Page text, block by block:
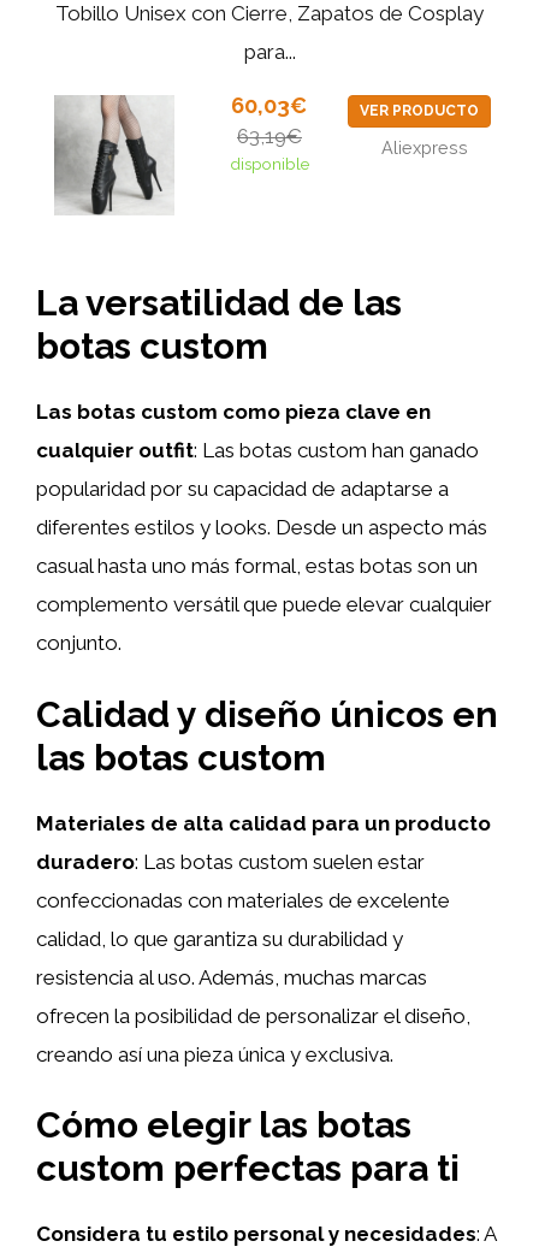
Tobillo Unisex con Cierre, Zapatos de Cosplay
para...
60,03€
63,19€
disponible
VER PRODUCTO
Aliexpress
La versatilidad de las
botas custom
Las botas custom como pieza clave en
cualquier outfit: Las botas custom han ganado
popularidad por su capacidad de adaptarse a
diferentes estilos y looks. Desde un aspecto más
casual hasta uno más formal, estas botas son un
complemento versátil que puede elevar cualquier
conjunto.
Calidad y diseño únicos en
las botas custom
Materiales de alta calidad para un producto
duradero: Las botas custom suelen estar
confeccionadas con materiales de excelente
calidad, lo que garantiza su durabilidad y
resistencia al uso. Además, muchas marcas
ofrecen la posibilidad de personalizar el diseño,
creando así una pieza única y exclusiva.
Cómo elegir las botas
custom perfectas para ti
Considera tu estilo personal y necesidades: A